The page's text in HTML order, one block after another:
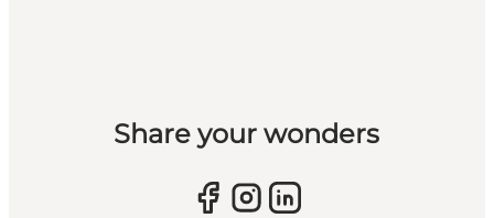
Share your wonders